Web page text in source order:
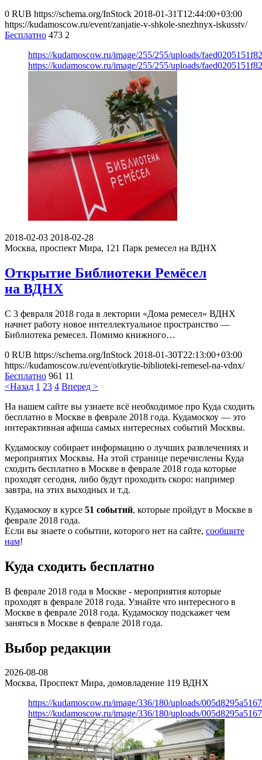
0 RUB https://schema.org/InStock 2018-01-31T12:44:00+03:00
https://kudamoscow.ru/event/zanjatie-v-shkole-snezhnyx-iskusstv/
Бесплатно 473 2
https://kudamoscow.ru/image/255/255/uploads/
https://kudamoscow.ru/image/255/255/uploads/
2018-02-03 2018-02-28
Москва, проспект Мира, 121 Парк ремесел на ВДНХ
Открытие Библиотеки Ремёсел
на ВДНХ
С 3 февраля 2018 года в лектории «Дома ремесел» ВДНХ
начнет работу новое интеллектуальное пространство —
Библиотека ремесел. Помимо книжного…
0 RUB https://schema.org/InStock 2018-01-30T22:13:00+03:00
https://kudamoscow.ru/event/otkrytie-biblioteki-remesel-na-vdnx/
Бесплатно 961 11
<Назад 1 23 4 Вперед >
На нашем сайте вы узнаете всё необходимое про Куда сходить
бесплатно в Москве в феврале 2018 года. Кудамоскоу — это
интерактивная афиша самых интересных событий Москвы.
Кудамоскоу собирает информацию о лучших развлечениях и
мероприятих Москвы. На этой странице перечислены Куда
сходить бесплатно в Москве в феврале 2018 года которые
проходят сегодня, либо будут проходить скоро: например
завтра, на этих выходных и т.д.
Кудамоскоу в курсе 51 событий, которые пройдут в Москве в
феврале 2018 года.
Если вы знаете о событии, которого нет на сайте, сообщите
нам!
Куда сходить бесплатно
В феврале 2018 года в Москве - мероприятия которые
проходят в феврале 2018 года. Узнайте что интересного в
Москве в феврале 2018 года. Кудамоскоу подскажет чем
заняться в Москве в феврале 2018 года.
Выбор редакции
2026-08-08
Москва, Проспект Мира, домовладение 119 ВДНХ
https://kudamoscow.ru/image/336/180/uploads/
https://kudamoscow.ru/image/336/180/uploads/